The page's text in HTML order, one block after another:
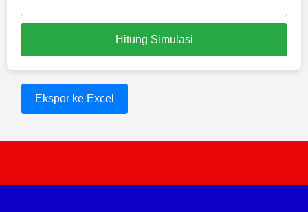
Hitung Simulasi
Ekspor ke Excel